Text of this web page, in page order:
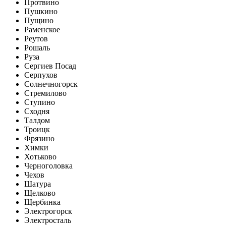
Протвино
Пушкино
Пущино
Раменское
Реутов
Рошаль
Руза
Сергиев Посад
Серпухов
Солнечногорск
Стремилово
Ступино
Сходня
Талдом
Троицк
Фрязино
Химки
Хотьково
Черноголовка
Чехов
Шатура
Щелково
Щербинка
Электрогорск
Электросталь